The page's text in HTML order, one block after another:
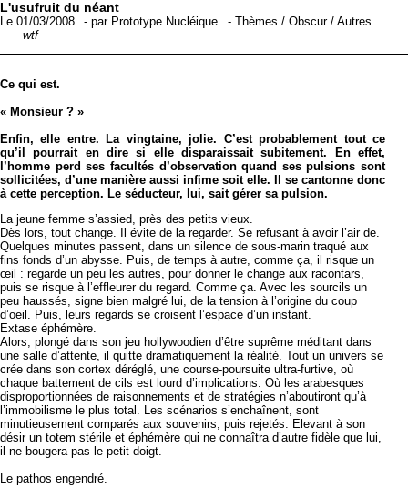
L'usufruit du néant
Le 01/03/2008 -par Prototype Nucléique - Thèmes / Obscur/ Autres
wtf
Ce qui est.
« Monsieur ? »
Enfin, elle entre. La vingtaine, jolie. C’est probablement tout ce
qu’il pourrait en dire si elle disparaissait subitement. En effet,
l’homme perd ses facultés d’observation quand ses pulsions sont
sollicitées, d’une manière aussi infime soit elle. Il se cantonne donc
à cette perception. Le séducteur, lui, sait gérer sa pulsion.
La jeune femme s’assied, près des petits vieux.
Dès lors, tout change. Il évite de la regarder. Se refusant à avoir l’air de.
Quelques minutes passent, dans un silence de sous-marin traqué aux
fins fonds d’un abysse. Puis, de temps à autre, comme ça, il risque un
œil : regarde un peu les autres, pour donner le change aux racontars,
puis se risque à l’effleurer du regard. Comme ça. Avec les sourcils un
peu haussés, signe bien malgré lui, de la tension à l’origine du coup
d’oeil. Puis, leurs regards se croisent l’espace d’un instant.
Extase éphémère.
Alors, plongé dans son jeu hollywoodien d’être suprême méditant dans
une salle d’attente, il quitte dramatiquement la réalité. Tout un univers se
crée dans son cortex déréglé, une course-poursuite ultra-furtive, où
chaque battement de cils est lourd d’implications. Où les arabesques
disproportionnées de raisonnements et de stratégies n’aboutiront qu’à
l’immobilisme le plus total. Les scénarios s’enchaînent, sont
minutieusement comparés aux souvenirs, puis rejetés. Elevant à son
désir un totem stérile et éphémère qui ne connaîtra d’autre fidèle que lui,
il ne bougera pas le petit doigt.
Le pathos engendré.